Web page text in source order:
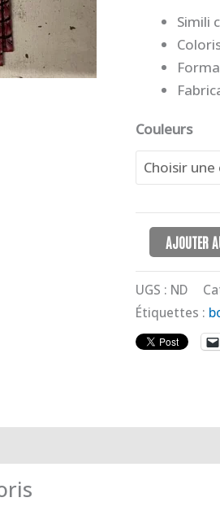
Simili
Couleurs
AJOUTER
UGS : ND
Étiquettes :